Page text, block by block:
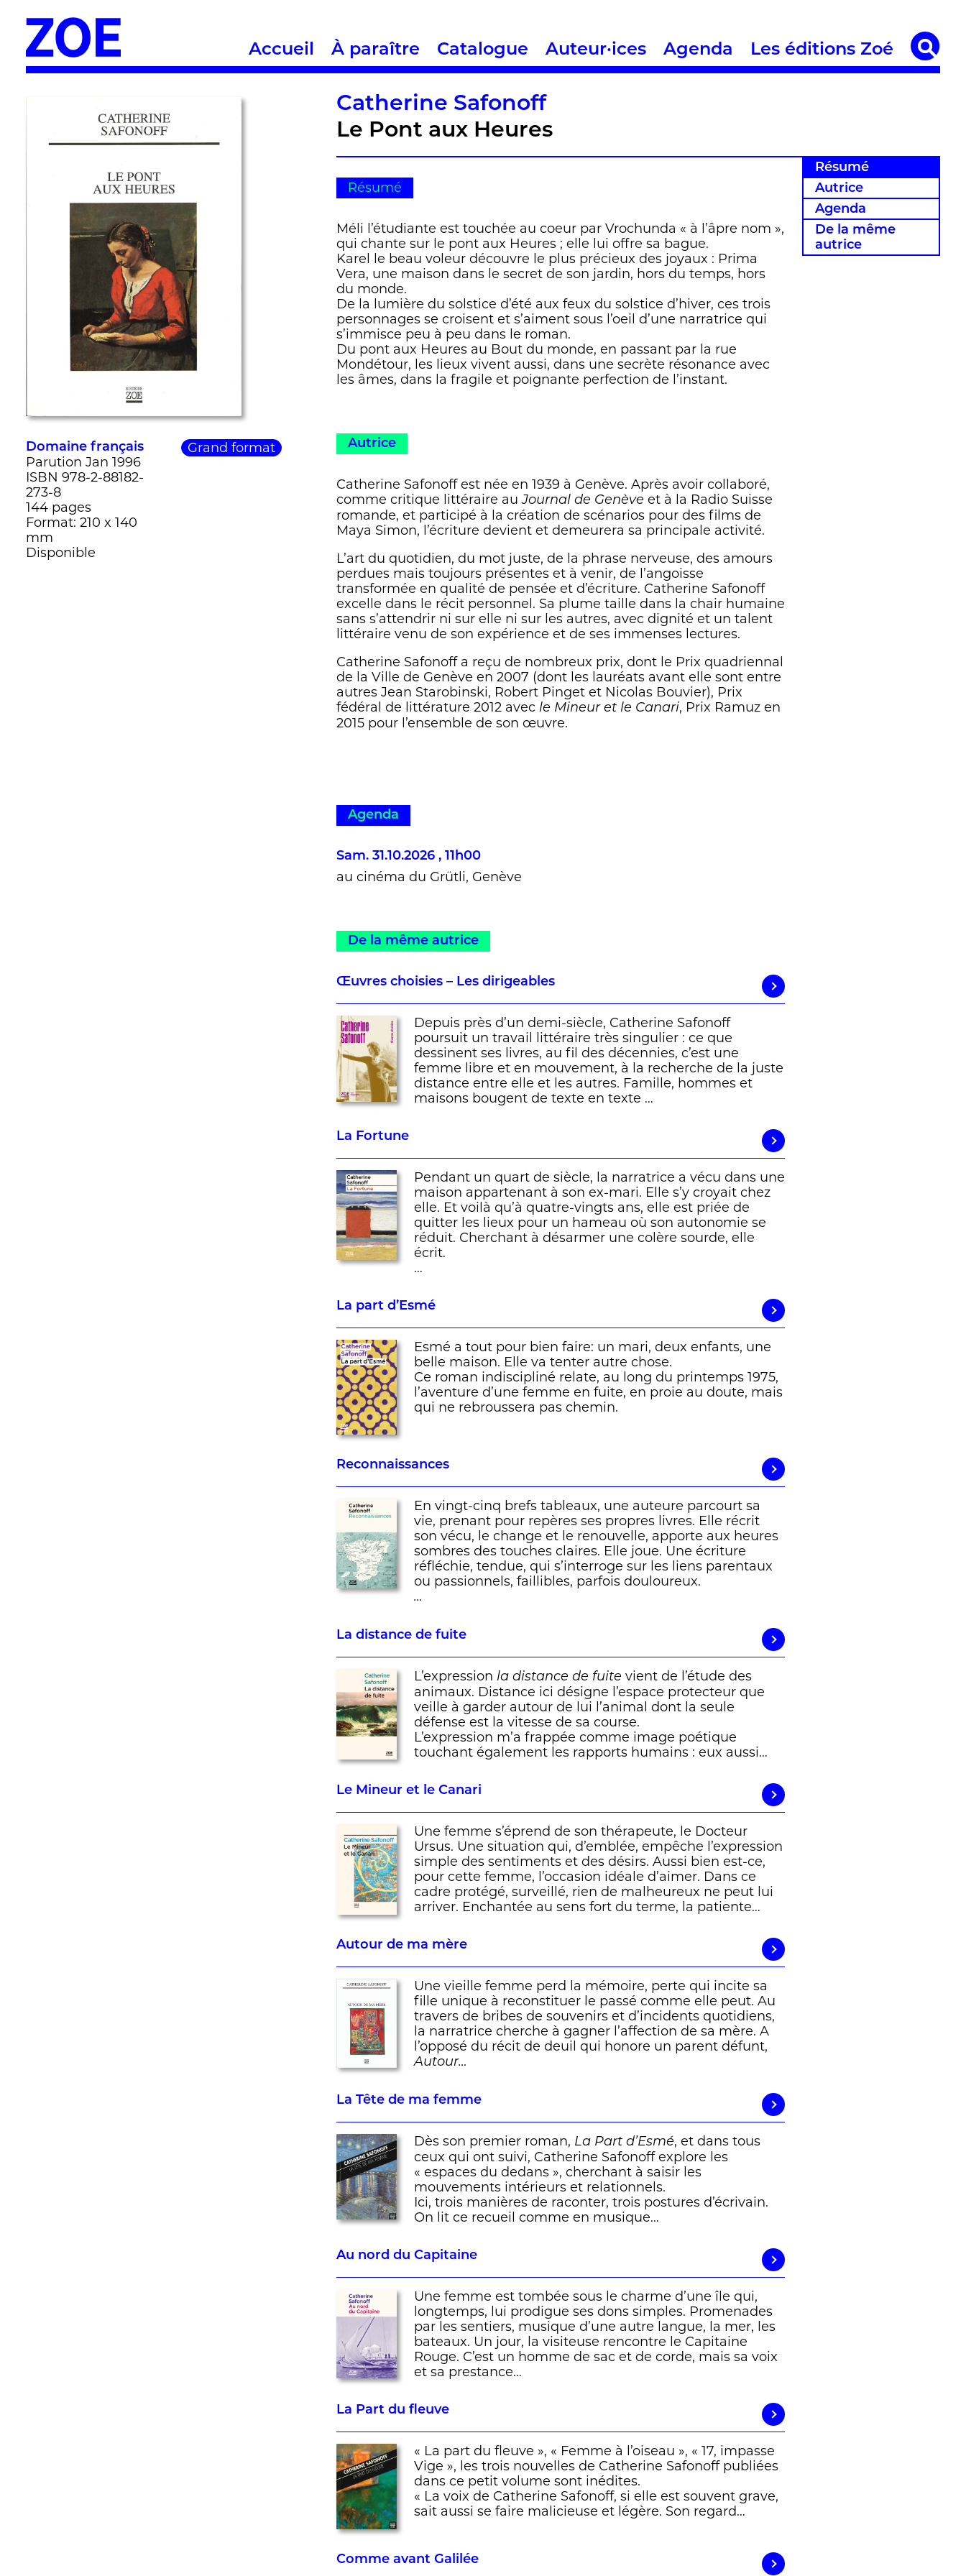
Accueil À paraître Catalogue Auteur·ices Agenda Les éditions Zoé
Domaine français
Parution Jan 1996
ISBN 978-2-88182-
273-8
144 pages
Format: 210 x 140
mm
Disponible
Grand format
Catherine Safonoff
Le Pont aux Heures
Résumé
Autrice
Agenda
De la même
autrice
Résumé
Méli l’étudiante est touchée au coeur par Vrochunda « à l’âpre nom »,
qui chante sur le pont aux Heures ; elle lui offre sa bague.
Karel le beau voleur découvre le plus précieux des joyaux : Prima
Vera, une maison dans le secret de son jardin, hors du temps, hors
du monde.
De la lumière du solstice d’été aux feux du solstice d’hiver, ces trois
personnages se croisent et s’aiment sous l’oeil d’une narratrice qui
s’immisce peu à peu dans le roman.
Du pont aux Heures au Bout du monde, en passant par la rue
Mondétour, les lieux vivent aussi, dans une secrète résonance avec
les âmes, dans la fragile et poignante perfection de l’instant.
Autrice
Catherine Safonoff est née en 1939 à Genève. Après avoir collaboré,
comme critique littéraire auJournal de Genève et à la Radio Suisse
romande, et participé à la création de scénarios pour des films de
Maya Simon, l’écriture devient et demeurera sa principale activité.
L’art du quotidien, du mot juste, de la phrase nerveuse, des amours
perdues mais toujours présentes et à venir, de l’angoisse
transformée en qualité de pensée et d’écriture. Catherine Safonoff
excelle dans le récit personnel. Sa plume taille dans la chair humaine
sans s’attendrir ni sur elle ni sur les autres, avec dignité et un talent
littéraire venu de son expérience et de ses immenses lectures.
Catherine Safonoff a reçu de nombreux prix, dont le Prix quadriennal
de la Ville de Genève en 2007 (dont les lauréats avant elle sont entre
autres Jean Starobinski, Robert Pinget et Nicolas Bouvier), Prix
fédéral de littérature 2012 avec le Mineur et le Canari, Prix Ramuz en
2015 pour l’ensemble de son œuvre.
Agenda
Sam. 31.10.2026 , 11h00
au cinéma du Grütli, Genève
De la même autrice
Œuvres choisies – Les dirigeables
Depuis près d’un demi-siècle, Catherine Safonoff
poursuit un travail littéraire très singulier : ce que
dessinent ses livres, au fil des décennies, c’est une
femme libre et en mouvement, à la recherche de la juste
distance entre elle et les autres. Famille, hommes et
maisons bougent de texte en texte …
La Fortune
Pendant un quart de siècle, la narratrice a vécu dans une
maison appartenant à son ex-mari. Elle s’y croyait chez
elle. Et voilà qu’à quatre-vingts ans, elle est priée de
quitter les lieux pour un hameau où son autonomie se
réduit. Cherchant à désarmer une colère sourde, elle
écrit.
…
La part d’Esmé
Esmé a tout pour bien faire: un mari, deux enfants, une
belle maison. Elle va tenter autre chose.
Ce roman indiscipliné relate, au long du printemps 1975,
l’aventure d’une femme en fuite, en proie au doute, mais
qui ne rebroussera pas chemin.
Reconnaissances
En vingt-cinq brefs tableaux, une auteure parcourt sa
vie, prenant pour repères ses propres livres. Elle récrit
son vécu, le change et le renouvelle, apporte aux heures
sombres des touches claires. Elle joue. Une écriture
réfléchie, tendue, qui s’interroge sur les liens parentaux
ou passionnels, faillibles, parfois douloureux.
…
La distance de fuite
L’expression la distance de fuite vient de l’étude des
animaux. Distance ici désigne l’espace protecteur que
veille à garder autour de lui l’animal dont la seule
défense est la vitesse de sa course.
L’expression m’a frappée comme image poétique
touchant également les rapports humains : eux aussi…
Le Mineur et le Canari
Une femme s’éprend de son thérapeute, le Docteur
Ursus. Une situation qui, d’emblée, empêche l’expression
simple des sentiments et des désirs. Aussi bien est-ce,
pour cette femme, l’occasion idéale d’aimer. Dans ce
cadre protégé, surveillé, rien de malheureux ne peut lui
arriver. Enchantée au sens fort du terme, la patiente…
Autour de ma mère
Une vieille femme perd la mémoire, perte qui incite sa
fille unique à reconstituer le passé comme elle peut. Au
travers de bribes de souvenirs et d’incidents quotidiens,
la narratrice cherche à gagner l’affection de sa mère. A
l’opposé du récit de deuil qui honore un parent défunt,
Autour…
La Tête de ma femme
Dès son premier roman, La Part d’Esmé, et dans tous
ceux qui ont suivi, Catherine Safonoff explore les
« espaces du dedans », cherchant à saisir les
mouvements intérieurs et relationnels.
Ici, trois manières de raconter, trois postures d’écrivain.
On lit ce recueil comme en musique…
Au nord du Capitaine
Une femme est tombée sous le charme d’une île qui,
longtemps, lui prodigue ses dons simples. Promenades
par les sentiers, musique d’une autre langue, la mer, les
bateaux. Un jour, la visiteuse rencontre le Capitaine
Rouge. C’est un homme de sac et de corde, mais sa voix
et sa prestance…
La Part du fleuve
« La part du fleuve », « Femme à l’oiseau », « 17, impasse
Vige », les trois nouvelles de Catherine Safonoff publiées
dans ce petit volume sont inédites.
« La voix de Catherine Safonoff, si elle est souvent grave,
sait aussi se faire malicieuse et légère. Son regard…
Comme avant Galilée